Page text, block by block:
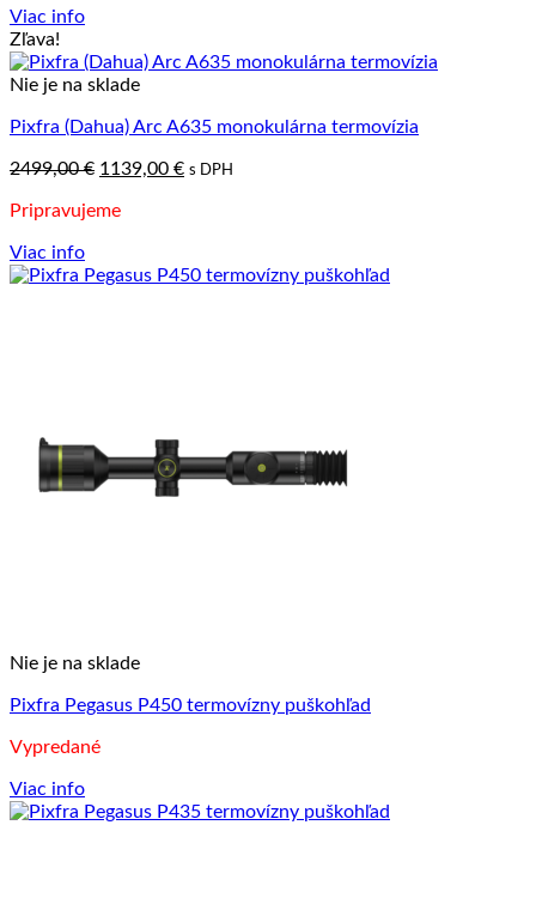
Viac info
Zľava!
Nie je na sklade
Pixfra (Dahua) Arc A635 monokulárna termovízia
2499,00€ Pôvodná
bola:
1139,00 €Aktuálna
s DPH
Pripravujeme
Viac info
Nie je na sklade
Pixfra Pegasus P450 termovízny puškohľad
Vypredané
Viac info